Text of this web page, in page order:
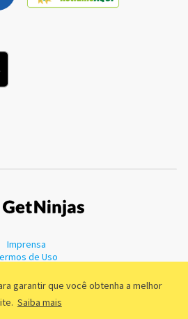
garantir que você obtenha a melhor
Saiba mais
Imprensa
de Uso